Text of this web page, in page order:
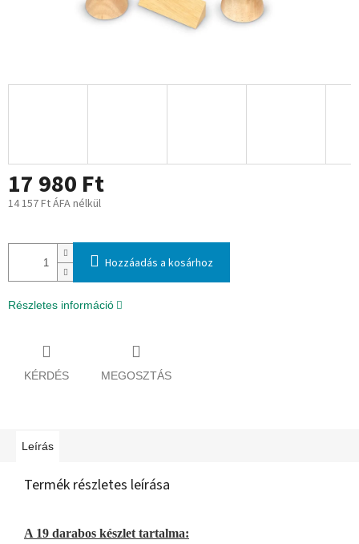
17 980 Ft
14 157 Ft ÁFA nélkül
Hozzáadás a kosárhoz
Részletes információ
KÉRDÉS MEGOSZTÁS
Leírás
Termék részletes leírása
A 19 darabos készlet tartalma: